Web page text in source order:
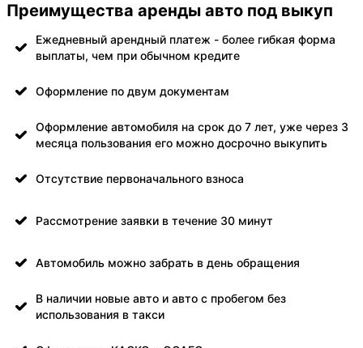
Преимущества аренды авто под выкуп
Ежедневный арендный платеж - более гибкая форма
выплаты, чем при обычном кредите
Оформление по двум документам
Оформление автомобиля на срок до 7 лет, уже через 3
месяца пользования его можно досрочно выкупить
Отсутствие первоначального взноса
Рассмотрение заявки в течение 30 минут
Автомобиль можно забрать в день обращения
В наличии новые авто и авто с пробегом без
использования в такси